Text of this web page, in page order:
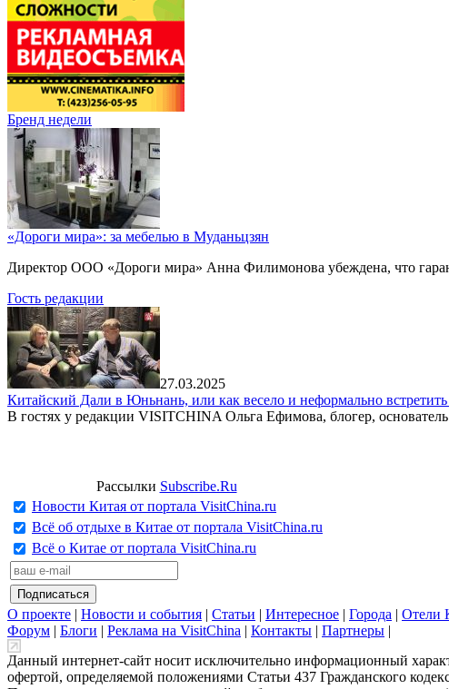
Бренд недели
«Дороги мира»: за мебелью в Муданьцзян
Директор ООО «Дороги мира» Анна Филимонова убеждена, что
Гость редакции
27.03.2025
Китайский Дали в Юньнань, или как весело и неформально
В гостях у редакции VISITCHINA Ольга Ефимова, блогер,
Рассылки Subscribe.Ru
Новости Китая от портала VisitChina.ru
Всё об отдыхе в Китае от портала VisitChina.ru
Всё о Китае от портала VisitChina.ru
О проекте | Новости и события | Статьи | Интересное | Города | Отели
Форум | Блоги | Реклама на VisitChina | Контакты | Партнеры |
Данный интернет-сайт носит исключительно информационный
офертой, определяемой положениями Статьи 437 Гражданского